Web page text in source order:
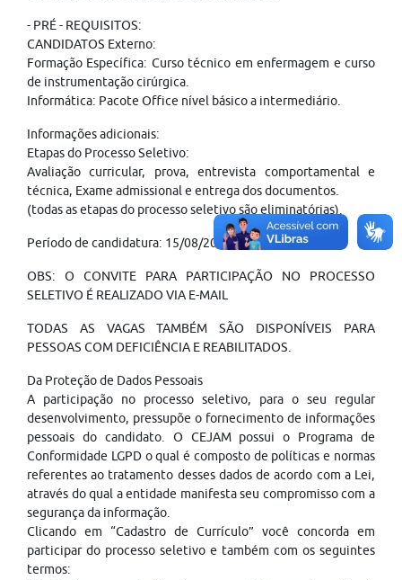
- PRÉ - REQUISITOS:
CANDIDATOS Externo:
Formação Específica: Curso técnico em enfermagem e curso
de instrumentação cirúrgica.
Informática: Pacote Office nível básico a intermediário.
Informações adicionais:
Etapas do Processo Seletivo:
Avaliação curricular, prova, entrevista comportamental e
técnica, Exame admissional e entrega dos documentos.
(todas as etapas do processo seletivo são eliminatórias).
Período de candidatura: 15/08/2025 à 15/09/2025.
OBS: O CONVITE PARA PARTICIPAÇÃO NO PROCESSO
SELETIVO É REALIZADO VIA E-MAIL
TODAS AS VAGAS TAMBÉM SÃO DISPONÍVEIS PARA
PESSOAS COM DEFICIÊNCIA E REABILITADOS.
Da Proteção de Dados Pessoais
A participação no processo seletivo, para o seu regular
desenvolvimento, pressupõe o fornecimento de informações
pessoais do candidato. O CEJAM possui o Programa de
Conformidade LGPD o qual é composto de políticas e normas
referentes ao tratamento desses dados de acordo com a Lei,
através do qual a entidade manifesta seu compromisso com a
segurança da informação.
Clicando em “Cadastro de Currículo” você concorda em
participar do processo seletivo e também com os seguintes
termos: